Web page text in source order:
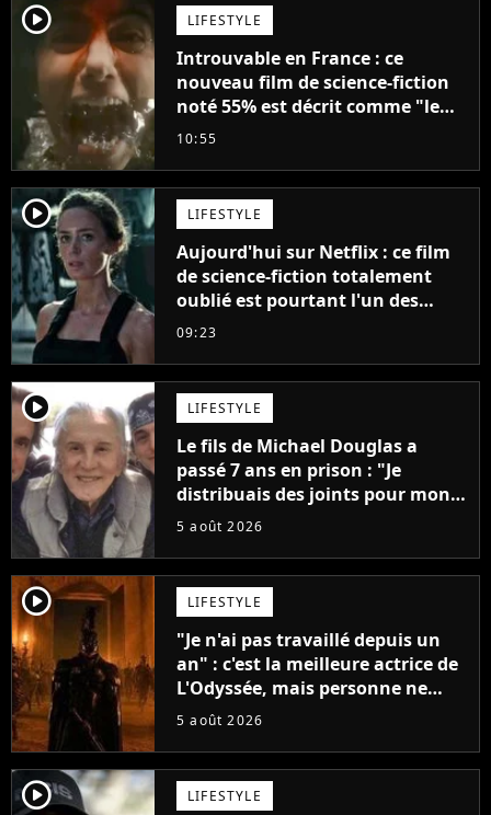
player2 LIFESTYLE
Introuvable en France : ce
nouveau film de science-fiction
noté 55% est décrit comme "le
plus stupide de l'année"
10:55
player2 LIFESTYLE
Aujourd'hui sur Netflix : ce film
de science-fiction totalement
oublié est pourtant l'un des
meilleurs des années 2010
09:23
player2 LIFESTYLE
Le fils de Michael Douglas a
passé 7 ans en prison : "Je
distribuais des joints pour mon
père"
5 août 2026
player2 LIFESTYLE
"Je n'ai pas travaillé depuis un
an" : c'est la meilleure actrice de
L'Odyssée, mais personne ne
veut lui donner de rôle au
5 août 2026
player2 LIFESTYLE